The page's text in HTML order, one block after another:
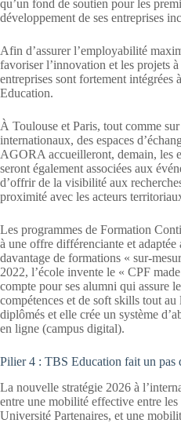
qu’un fond de soutien pour les
développement de ses entreprises
Afin d’assurer l’employabilité
favoriser l’innovation et les projets
entreprises sont fortement intégrées
Education.
À Toulouse et Paris, tout comme
internationaux, des espaces
AGORA accueilleront, demain, les
seront également associées aux
d’offrir de la visibilité aux
proximité avec les acteurs
Les programmes de Formation
à une offre différenciante et adaptée
davantage de formations « sur-
2022, l’école invente le « CPF
compte pour ses alumni qui assure
compétences et de soft skills tout au
diplômés et elle crée un système
en ligne (campus digital).
Pilier 4 : TBS Education fait un pas
La nouvelle stratégie 2026 à
entre une mobilité effective entre les
Université Partenaires, et une